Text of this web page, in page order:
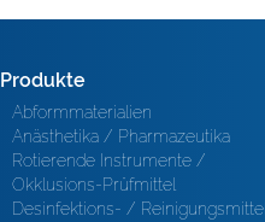
Produkte
Abformmaterialien
Anästhetika / Pharmazeutika
Rotierende Instrumente /
Okklusions-Prüfmittel
Desinfektions- / Reinigungsmittel